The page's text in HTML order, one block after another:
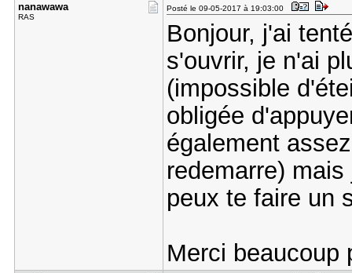
nanawawa
RAS
Posté le 09-05-2017 à 19:03:00
Bonjour, j'ai
s'ouvrir, je n'ai
(impossible
obligée
également
redemarre)
peux te faire un
Merci beaucoup